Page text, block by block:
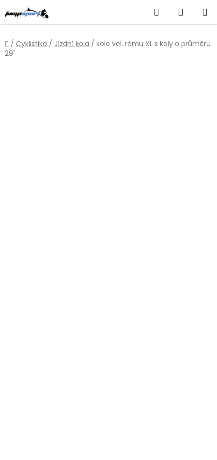
na
obsah
Hledat
KOŠÍK
Domů
/ Cyklistika / Jízdní kola / kolo vel. rámu XL s koly o průměru
29"